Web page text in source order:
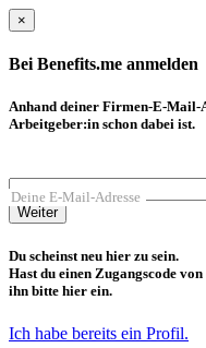
×
Bei Benefits.me anmelden
Anhand deiner Firmen-E-Mail-
Arbeitgeber:in schon dabei ist.
Deine E-Mail-Adresse
Weiter
Du scheinst neu hier zu sein.
Hast du einen Zugangscode
ihn bitte hier ein.
Ich habe bereits ein Profil.